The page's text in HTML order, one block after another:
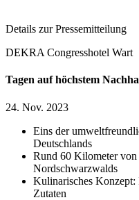
Details zur Pressemitteilung
DEKRA Congresshotel Wart
Tagen auf höchstem
24. Nov. 2023
Eins der
Deutschlands
Rund 60 Kilometer von
Nordschwarzwalds
Kulinarisches Konzept:
Zutaten